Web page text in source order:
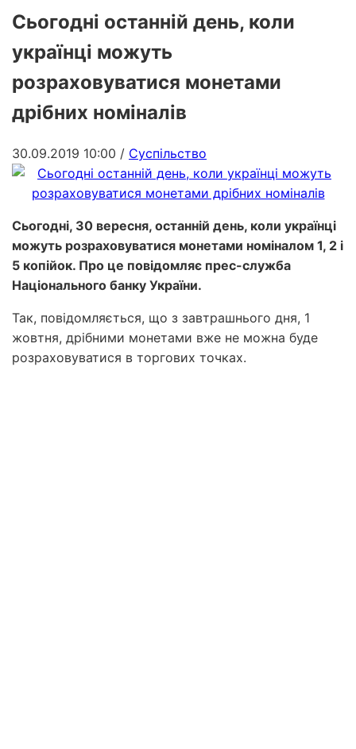
Сьогодні останній день, коли
українці можуть
розраховуватися монетами
дрібних номіналів
30.09.2019 10:00 / Суспільство
Сьогодні, 30 вересня, останній день, коли українці
можуть розраховуватися монетами номіналом 1, 2 і
5 копійок. Про це повідомляє прес-служба
Національного банку України.
Так, повідомляється, що з завтрашнього дня, 1
жовтня, дрібними монетами вже не можна буде
розраховуватися в торгових точках.